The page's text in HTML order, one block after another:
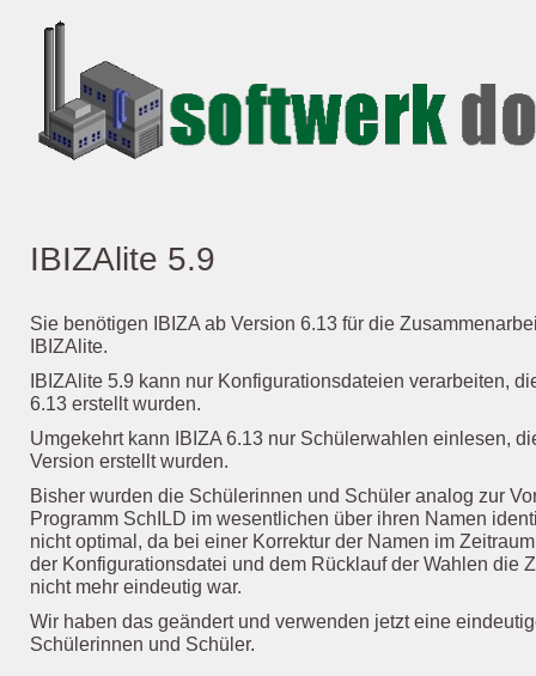
IBIZAlite 5.9
Sie benötigen IBIZA ab Version 6.13 für die
IBIZAlite.
IBIZAlite 5.9 kann nur Konfigurationsdateien verarbeiten,
6.13 erstellt wurden.
Umgekehrt kann IBIZA 6.13 nur Schülerwahlen einlesen,
Version erstellt wurden.
Bisher wurden die Schülerinnen und Schüler analog zur
Programm SchILD im wesentlichen über ihren Namen
nicht optimal, da bei einer Korrektur der Namen im
der Konfigurationsdatei und dem Rücklauf der Wahlen die
nicht mehr eindeutig war.
Wir haben das geändert und verwenden jetzt eine
Schülerinnen und Schüler.